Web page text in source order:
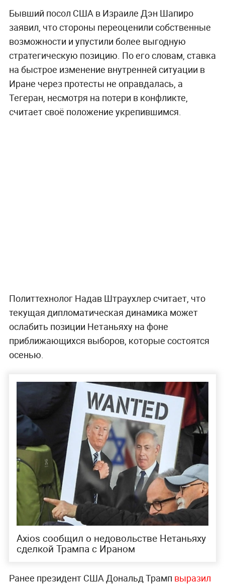
Бывший посол США в Израиле Дэн Шапиро
заявил, что стороны переоценили собственные
возможности и упустили более выгодную
стратегическую позицию. По его словам, ставка
на быстрое изменение внутренней ситуации в
Иране через протесты не оправдалась, а
Тегеран, несмотря на потери в конфликте,
считает своё положение укрепившимся.
Политтехнолог Надав Штраухлер считает, что
текущая дипломатическая динамика может
ослабить позиции Нетаньяху на фоне
приближающихся выборов, которые состоятся
осенью.
Axios сообщил о недовольстве Нетаньяху
сделкой Трампа с Ираном
Ранее президент США Дональд Трамп выразил